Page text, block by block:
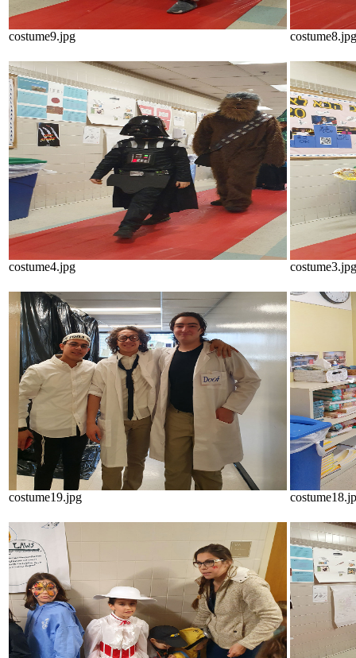
costume9.jpg costume8.jpg
costume4.jpg costume3.jpg
costume19.jpg